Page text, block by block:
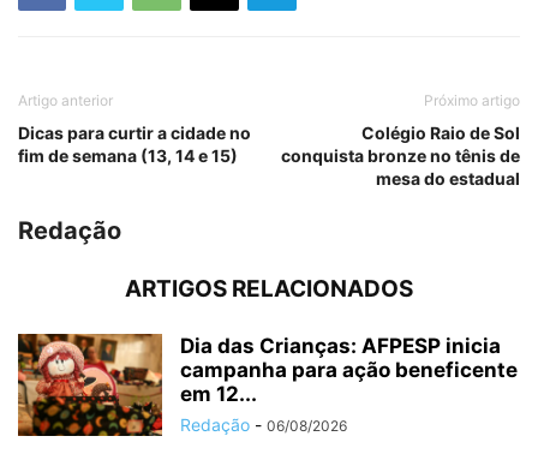
Artigo anterior
Dicas para curtir a cidade no
fim de semana (13, 14 e 15)
Próximo artigo
Colégio Raio de Sol
conquista bronze no tênis de
mesa do estadual
Redação
ARTIGOS RELACIONADOS
Dia das Crianças: AFPESP inicia
campanha para ação beneficente
em 12...
Redação - 06/08/2026